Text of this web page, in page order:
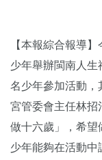
【本報綜合報導
少年舉辦閩南人
名少年參加活動，
宮管委會主任林招
做十六歲」，希望
少年能夠在活動中